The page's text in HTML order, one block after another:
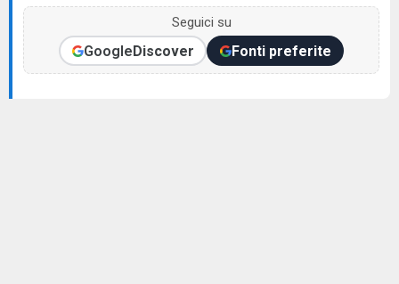
Seguici su
GoogleDiscover Fonti preferite